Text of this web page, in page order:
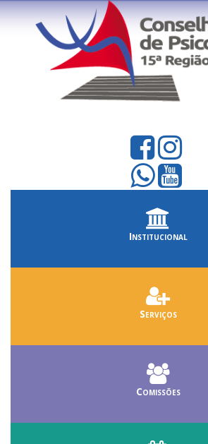
Institucional
Serviços
Comissões